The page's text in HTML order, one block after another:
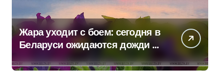
Жара уходит с боем: сегодня в
Беларуси ожидаются дожди и
грозы